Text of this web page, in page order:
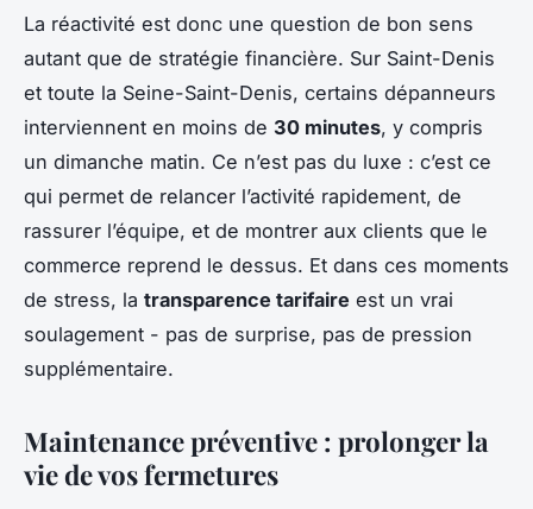
La réactivité est donc une question de bon sens
autant que de stratégie financière. Sur Saint-Denis
et toute la Seine-Saint-Denis, certains dépanneurs
interviennent en moins de 30 minutes, y compris
un dimanche matin. Ce n’est pas du luxe : c’est ce
qui permet de relancer l’activité rapidement, de
rassurer l’équipe, et de montrer aux clients que le
commerce reprend le dessus. Et dans ces moments
de stress, la transparence tarifaire est un vrai
soulagement - pas de surprise, pas de pression
supplémentaire.
Maintenance préventive : prolonger la
vie de vos fermetures